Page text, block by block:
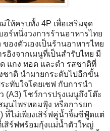
ห้ครบทั้ง 4P เพื่อเสริมจุด
ร์หนึ่งวงการร้านอาหารไทย
ของตัวเองเป็นร้านอาหารไทย
อิงจากเมนูที่เป็นสำรับไทย มี
แกง ทอด และตำ รสชาติที่
ชาติ นำมายกระดับไปอีกขั้น
ะทับใจโดยเชฟ กับการนำ
โชว์การปรุงเมนูถึงโต๊ะ
นไพรหอมฟุ้ง หรือการยก
ที่ไม่เพียงเสิร์ฟคู่น้ำจิ้มซีฟู้ดแต่
สิร์ฟพร้อมกุ้งแม่น้ำตัวใหญ่